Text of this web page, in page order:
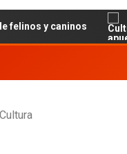
y caninos